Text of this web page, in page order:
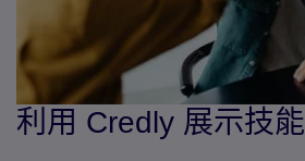
利用 Credly 展示技能